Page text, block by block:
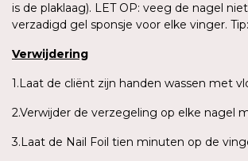
is de plaklaag). LET OP: veeg de nagel
verzadigd gel sponsje voor elke vinger.
Verwijdering
1.Laat de cliënt zijn handen wassen met
2.Verwijder de verzegeling op elke nagel
3.Laat de Nail Foil tien minuten op de